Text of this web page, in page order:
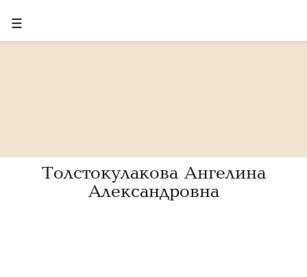
☰
Толстокулакова Ангелина
Александровна